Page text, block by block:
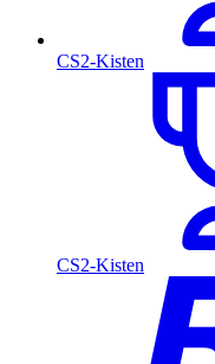
CS2-Kisten
CS2-Kisten